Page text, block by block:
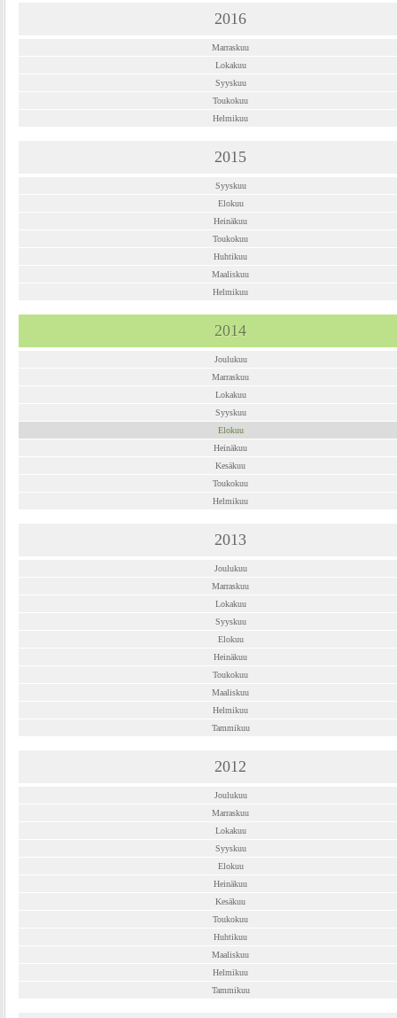
2016
Marraskuu
Lokakuu
Syyskuu
Toukokuu
Helmikuu
2015
Syyskuu
Elokuu
Heinäkuu
Toukokuu
Huhtikuu
Maaliskuu
Helmikuu
2014
Joulukuu
Marraskuu
Lokakuu
Syyskuu
Elokuu
Heinäkuu
Kesäkuu
Toukokuu
Helmikuu
2013
Joulukuu
Marraskuu
Lokakuu
Syyskuu
Elokuu
Heinäkuu
Toukokuu
Maaliskuu
Helmikuu
Tammikuu
2012
Joulukuu
Marraskuu
Lokakuu
Syyskuu
Elokuu
Heinäkuu
Kesäkuu
Toukokuu
Huhtikuu
Maaliskuu
Helmikuu
Tammikuu